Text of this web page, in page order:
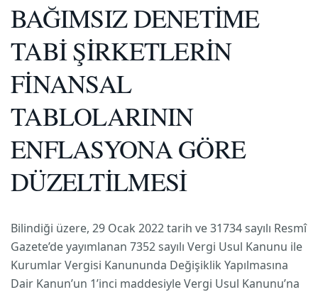
BAĞIMSIZ DENETİME
TABİ ŞİRKETLERİN
FİNANSAL
TABLOLARININ
ENFLASYONA GÖRE
DÜZELTİLMESİ
Bilindiği üzere, 29 Ocak 2022 tarih ve 31734 sayılı Resmî
Gazete’de yayımlanan 7352 sayılı Vergi Usul Kanunu ile
Kurumlar Vergisi Kanununda Değişiklik Yapılmasına
Dair Kanun’un 1’inci maddesiyle Vergi Usul Kanunu’na